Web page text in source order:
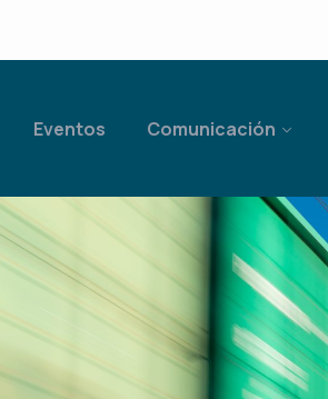
Eventos Comunicación